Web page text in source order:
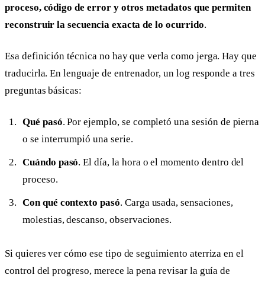
proceso, código de error y otros metadatos que permiten
reconstruir la secuencia exacta de lo ocurrido.
Esa definición técnica no hay que verla como jerga. Hay que
traducirla. En lenguaje de entrenador, un log responde a tres
preguntas básicas:
Qué pasó. Por ejemplo, se completó una sesión de pierna
o se interrumpió una serie.
Cuándo pasó. El día, la hora o el momento dentro del
proceso.
Con qué contexto pasó. Carga usada, sensaciones,
molestias, descanso, observaciones.
Si quieres ver cómo ese tipo de seguimiento aterriza en el
control del progreso, merece la pena revisar la guía de